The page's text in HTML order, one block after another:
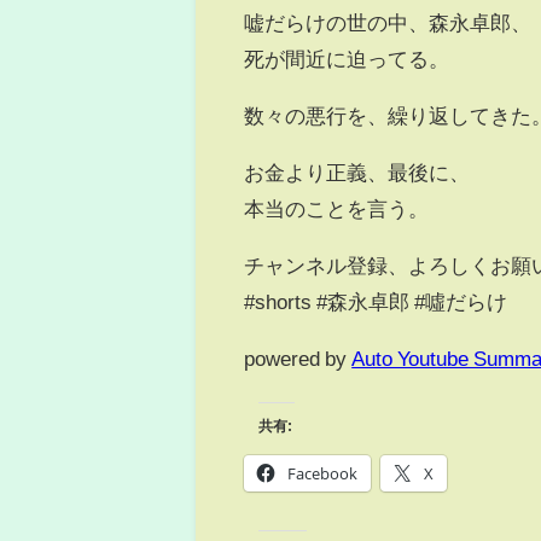
嘘だらけの世の中、森永卓郎、
死が間近に迫ってる。
数々の悪行を、繰り返してきた。
お金より正義、最後に、
本当のことを言う。
チャンネル登録、よろしくお願
#shorts #森永卓郎 #噓だらけ
powered by Auto Youtube
共有:
Facebook X